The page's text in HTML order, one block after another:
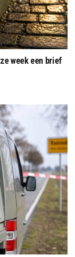
week een brief